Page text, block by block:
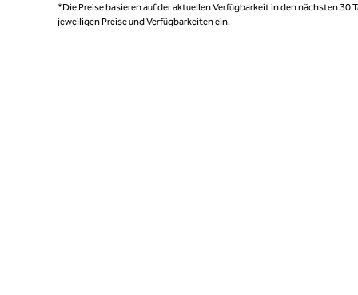
*Die Preise basieren auf der aktuellen Verfügbarkeit in den nächsten
jeweiligen Preise und Verfügbarkeiten ein.